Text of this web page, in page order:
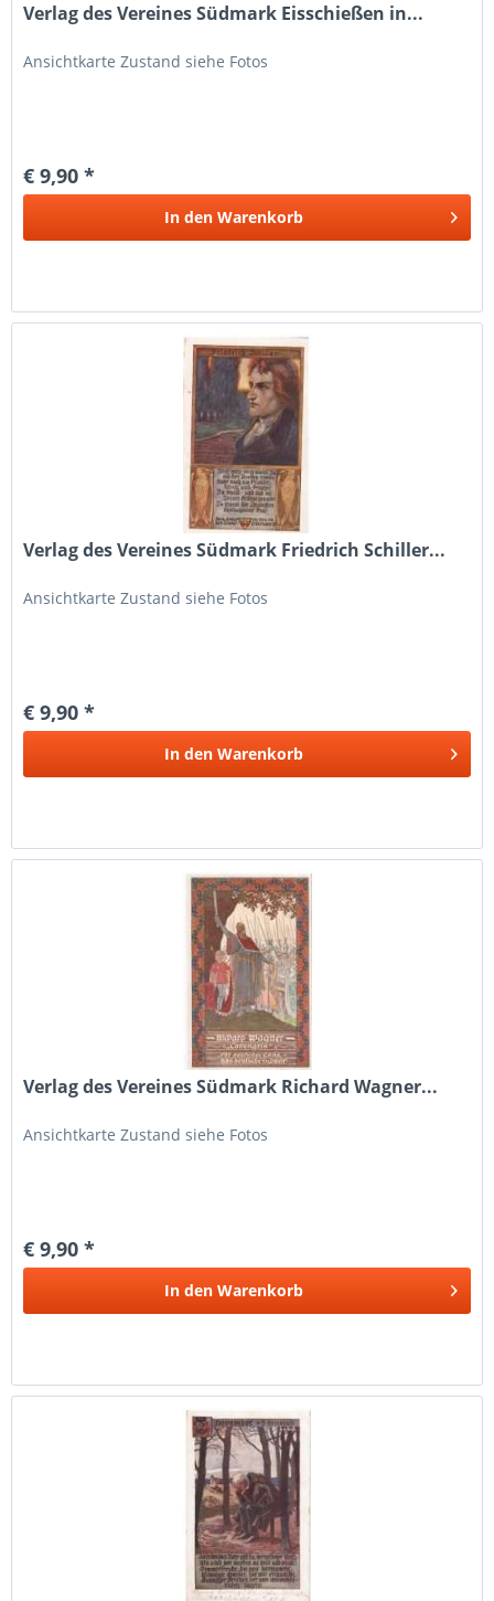
Verlag des Vereines Südmark Eisschießen in...
Ansichtkarte Zustand siehe Fotos
€ 9,90 *
In den Warenkorb
Verlag des Vereines Südmark Friedrich Schiller...
Ansichtkarte Zustand siehe Fotos
€ 9,90 *
In den Warenkorb
Verlag des Vereines Südmark Richard Wagner...
Ansichtkarte Zustand siehe Fotos
€ 9,90 *
In den Warenkorb